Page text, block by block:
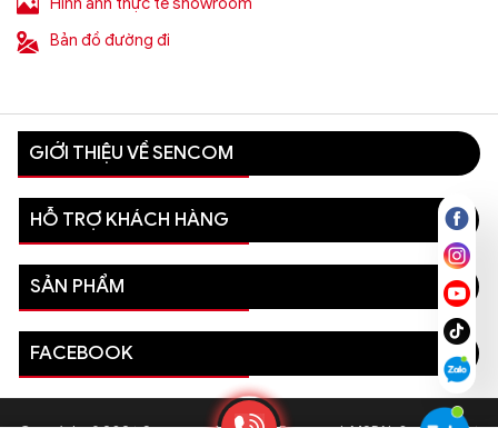
Bản đồ đường đi
GIỚI THIỆU VỀ SENCOM
HỖ TRỢ KHÁCH HÀNG
SẢN PHẨM
FACEBOOK